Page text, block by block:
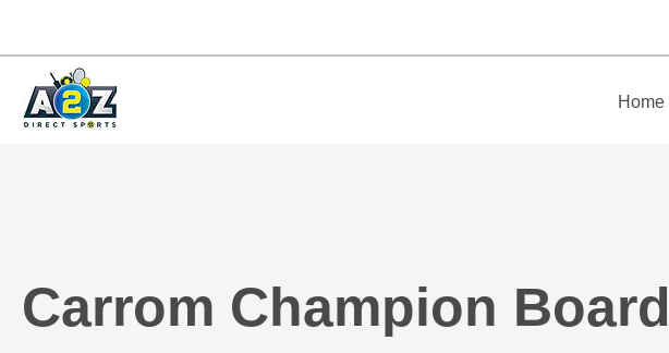
Home
Carrom Champion Board